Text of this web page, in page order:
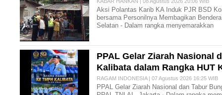
Aksi Polantas Karib KA Induk PJR BSD
bersama Personilnya Membagikan
Selatan - Dalam rangka menyemarakkan
PPAL Gelar Ziarah Nasional
Kalibata dalam Rangka HUT
RAGAM INDONESIA | 07 Agustus 2026 16:25 WIB
PPAL Gelar Ziarah Nasional dan Tabur